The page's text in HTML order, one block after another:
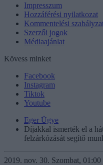
Impresszum
Hozzáférési nyilatkozat
Kommentelési
Szerzői jogok
Médiaajánlat
Kövess minket
Facebook
Instagram
Tiktok
Youtube
Eger Ügye
Díjakkal ismerték el a
felzárkózását segítő
2019. nov. 30. Szombat,